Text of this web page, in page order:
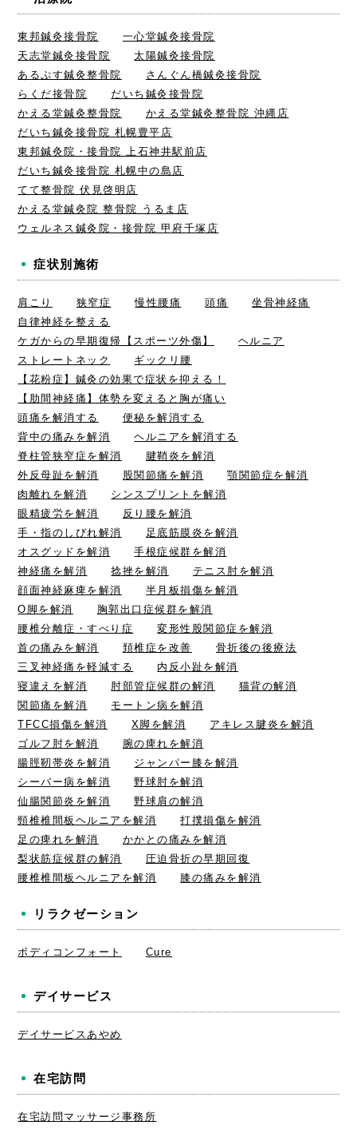
東邦鍼灸接骨院
一心堂鍼灸接骨院
天志堂鍼灸接骨院
太陽鍼灸接骨院
あるぷす鍼灸整骨院
さんぐん橋鍼灸接骨院
らくだ接骨院
だいち鍼灸接骨院
かえる堂鍼灸整骨院
かえる堂鍼灸整骨院 沖縄店
だいち鍼灸接骨院 札幌豊平店
東邦鍼灸院・接骨院 上石神井駅前店
だいち鍼灸接骨院 札幌中の島店
てて整骨院 伏見啓明店
かえる堂鍼灸院 整骨院 うるま店
ウェルネス鍼灸院・接骨院 甲府千塚店
症状別施術
肩こり 狭窄症 慢性腰痛 頭痛
坐骨神経痛
自律神経を整える
ケガからの早期復帰【スポーツ外傷】
ヘルニア
ストレートネック
ギックリ腰
【花粉症】鍼灸の効果で症状を抑える！
【肋間神経痛】体勢を変えると胸が痛い
頭痛を解消する
便秘を解消する
背中の痛みを解消
ヘルニアを解消する
脊柱管狭窄症を解消
腱鞘炎を解消
外反母趾を解消
股関節痛を解消
顎関節症を解消
肉離れを解消
シンスプリントを解消
眼精疲労を解消
反り腰を解消
手・指のしびれ解消
足底筋膜炎を解消
オスグッドを解消
手根症候群を解消
神経痛を解消
捻挫を解消
テニス肘を解消
顔面神経麻痺を解消
半月板損傷を解消
O脚を解消
胸郭出口症候群を解消
腰椎分離症・すべり症
変形性股関節症を解消
首の痛みを解消
頚椎症を改善
骨折後の後療法
三叉神経痛を軽減する
内反小趾を解消
寝違えを解消
肘部管症候群の解消
猫背の解消
関節痛を解消
モートン病を解消
TFCC損傷を解消
X脚を解消
アキレス腱炎を解消
ゴルフ肘を解消
腕の痺れを解消
腸脛靭帯炎を解消
ジャンパー膝を解消
シーバー病を解消
野球肘を解消
仙腸関節炎を解消
野球肩の解消
頸椎椎間板ヘルニアを解消
打撲損傷を解消
足の痺れを解消
かかとの痛みを解消
梨状筋症候群の解消
圧迫骨折の早期回復
腰椎椎間板ヘルニアを解消
膝の痛みを解消
リラクゼーション
ボディコンフォート Cure
デイサービス
デイサービスあやめ
在宅訪問
在宅訪問マッサージ事務所